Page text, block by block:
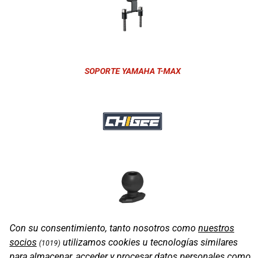
SOPORTE YAMAHA T-MAX
SOPORTE BOLA 1"
Con su consentimiento, tanto nosotros como nuestros
socios (1019) utilizamos cookies u tecnologías similares